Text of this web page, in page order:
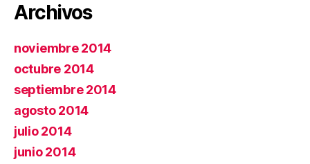
Archivos
noviembre 2014
octubre 2014
septiembre 2014
agosto 2014
julio 2014
junio 2014